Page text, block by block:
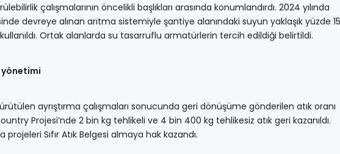
çalışmalarının öncelikli başlıkları arasında konumlandırdı. 2024 yılında
devreye alınan arıtma sistemiyle şantiye alanındaki suyun yaklaşık yüzde
Ortak alanlarda su tasarruflu armatürlerin tercih edildiği belirtildi.
yönetimi
ayrıştırma çalışmaları sonucunda geri dönüşüme gönderilen atık oranı
Projesi’nde 2 bin kg tehlikeli ve 4 bin 400 kg tehlikesiz atık geri kazanıldı.
Sıfır Atık Belgesi almaya hak kazandı.